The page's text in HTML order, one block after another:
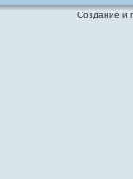
Создание и